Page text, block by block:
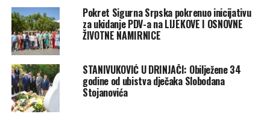
Pokret Sigurna Srpska pokrenuo inicijativu
za ukidanje PDV-a na LIJEKOVE I OSNOVNE
ŽIVOTNE NAMIRNICE
STANIVUKOVIĆ U DRINJAČI: Obilježene 34
godine od ubistva dječaka Slobodana
Stojanovića